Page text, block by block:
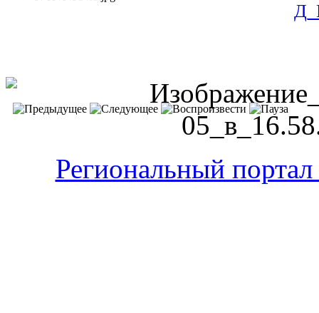
Региональный